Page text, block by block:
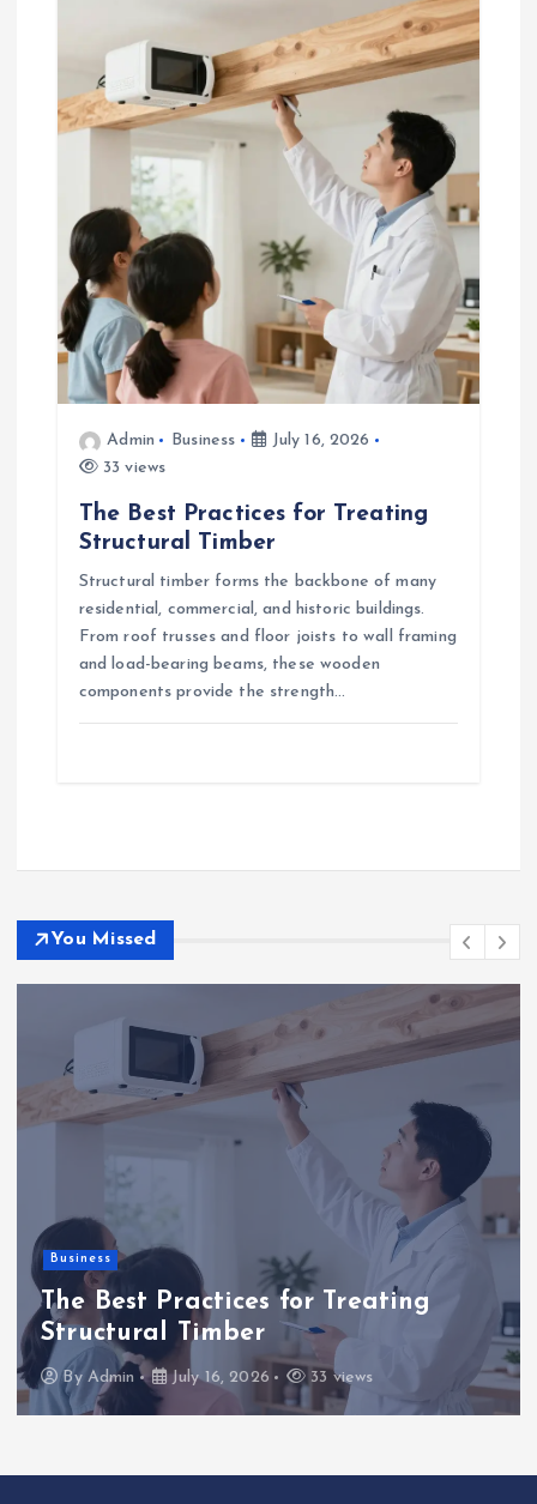
Admin Business
July 16, 2026
33 views
The Best Practices for Treating
Structural Timber
Structural timber forms the backbone of many
residential, commercial, and historic buildings.
From roof trusses and floor joists to wall framing
and load-bearing beams, these wooden
components provide the strength…
You Missed
Business
The Best Practices for Treating
Structural Timber
By Admin July 16, 2026 33 views